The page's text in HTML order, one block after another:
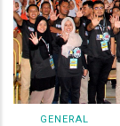
GENERAL